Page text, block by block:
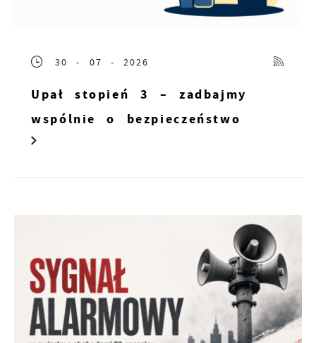
30 - 07 - 2026
Upał stopień 3 – zadbajmy
wspólnie o bezpieczeństwo